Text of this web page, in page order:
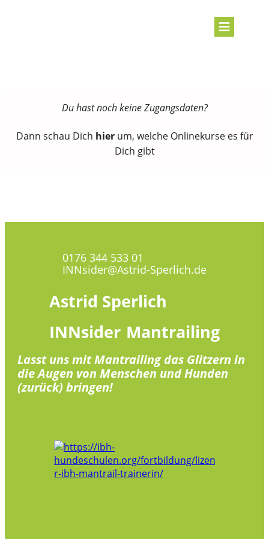
Du hast noch keine Zugangsdaten?
Dann schau Dich hierum, welche Onlinekurse es für
Dich gibt
0176 344 533 01
INNsider@Astrid-Sperlich.de
Astrid Sperlich
INNsider Mantrailing
Lasst uns mit Mantrailing das Glitzern in
die Augen von Menschen und Hunden
(zurück) bringen!